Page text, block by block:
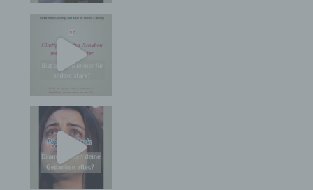
Der für die Verarbeitung Verantwortliche erteilt
Auskunft darüber, welche personenbezogenen
Daten über die betroffene Person gespeichert sind.
Ferner berichtigt oder löscht der für die
Daten auf Wunsch oder Hinweis der betroffenen
Person, soweit dem keine gesetzlichen
Aufbewahrungspflichten entgegenstehen. Die
Gesamtheit der Mitarbeiter des für die Verarbeitung
Verantwortlichen stehen der betroffenen Person in
diesem Zusammenhang als Ansprechpartner zur
Verfügung.